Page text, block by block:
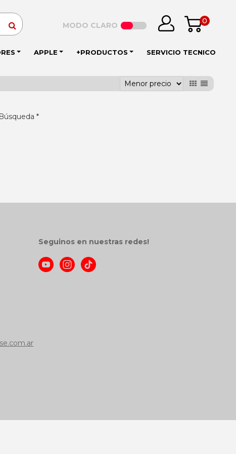
0
MODO CLARO
APPLE +PRODUCTOS SERVICIO TECNICO
*
Seguinos en nuestras redes!